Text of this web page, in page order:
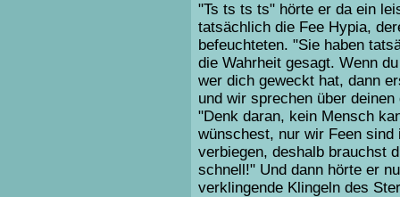
"Ts ts ts ts" hörte er da ein
tatsächlich die Fee Hypia,
befeuchteten. "Sie haben
die Wahrheit gesagt. Wenn
wer dich geweckt hat, dann
und wir sprechen über
"Denk daran, kein Mensch
wünschest, nur wir Feen
verbiegen, deshalb brauchst
schnell!" Und dann hörte er
verklingende Klingeln des